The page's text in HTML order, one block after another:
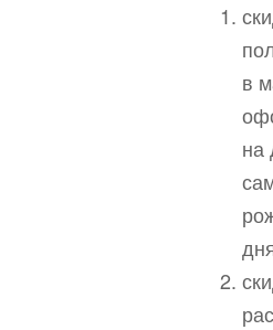
в
на